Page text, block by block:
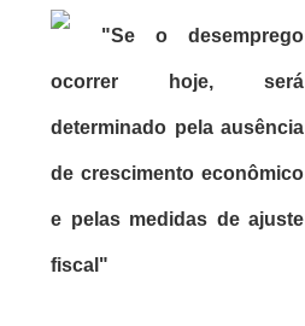
"Se o desemprego
ocorrer hoje, será
determinado pela ausência
de crescimento econômico
e pelas medidas de ajuste
fiscal "